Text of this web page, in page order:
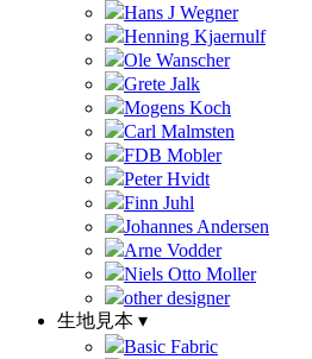
Hans J Wegner
Henning Kjaernulf
Ole Wanscher
Grete Jalk
Mogens Koch
Carl Malmsten
FDB Mobler
Peter Hvidt
Finn Juhl
Johannes Andersen
Arne Vodder
Niels Otto Moller
other designer
生地見本 ▾
Basic Fabric